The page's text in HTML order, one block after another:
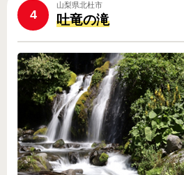
4
山梨県北杜市
吐竜の滝